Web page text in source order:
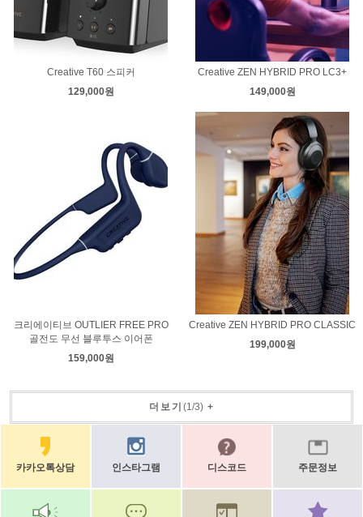
Creative T60 스피커
129,000원
Creative ZEN HYBRID PRO LC3+
149,000원
크리에이티브 OUTLIER FREE PRO
골전도 무선 블루투스 이어폰
159,000원
Creative ZEN HYBRID PRO CLASSIC
199,000원
더보기 (1/3)+
카카오톡상담 인스타그램 디스코드 주문정보